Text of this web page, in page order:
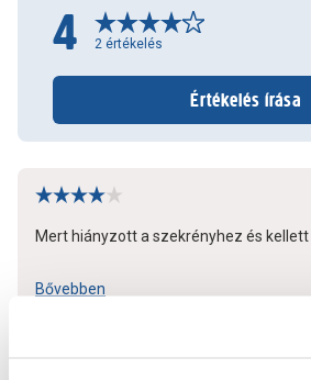
4 2 értékelés
Értékelés írása
Mert hiányzott a szekrényhez és
Bővebben